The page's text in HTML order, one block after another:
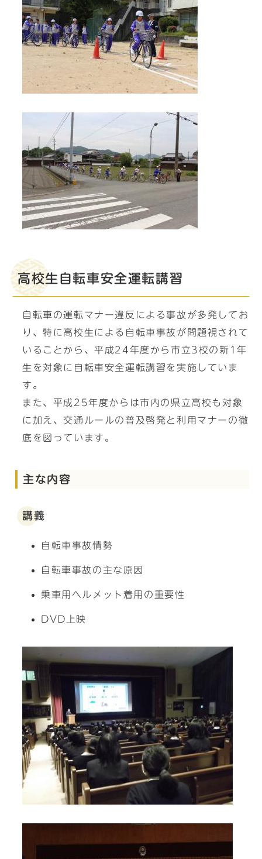
高校生自転車安全運転講習
自転車の運転マナー違反による事故が多発してお
り、特に高校生による自転車事故が問題視されて
いることから、平成24年度から市立3校の新1年
生を対象に自転車安全運転講習を実施していま
す。
また、平成25年度からは市内の県立高校も対象
に加え、交通ルールの普及啓発と利用マナーの徹
底を図っています。
主な内容
講義
自転車事故情勢
自転車事故の主な原因
乗車用ヘルメット着用の重要性
DVD上映